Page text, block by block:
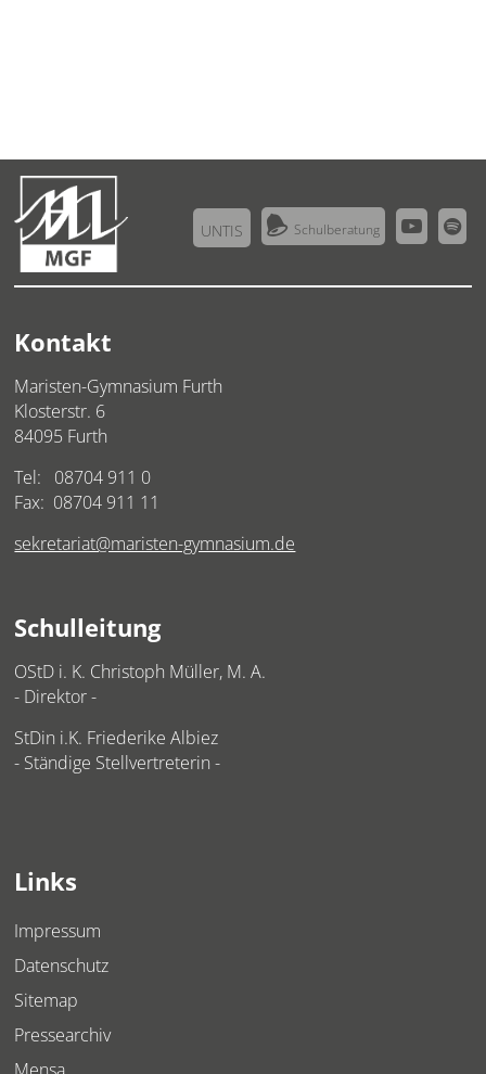


 Schulberatung
UNTIS
Kontakt
Maristen-Gymnasium Furth
Klosterstr. 6
84095 Furth
Tel: 08704 911 0
Fax: 08704 911 11
sekretariat@maristen-gymnasium.de
Schulleitung
OStD i. K. Christoph Müller, M. A.
- Direktor -
StDin i.K. Friederike Albiez
- Ständige Stellvertreterin -
Links
Impressum
Datenschutz
Sitemap
Pressearchiv